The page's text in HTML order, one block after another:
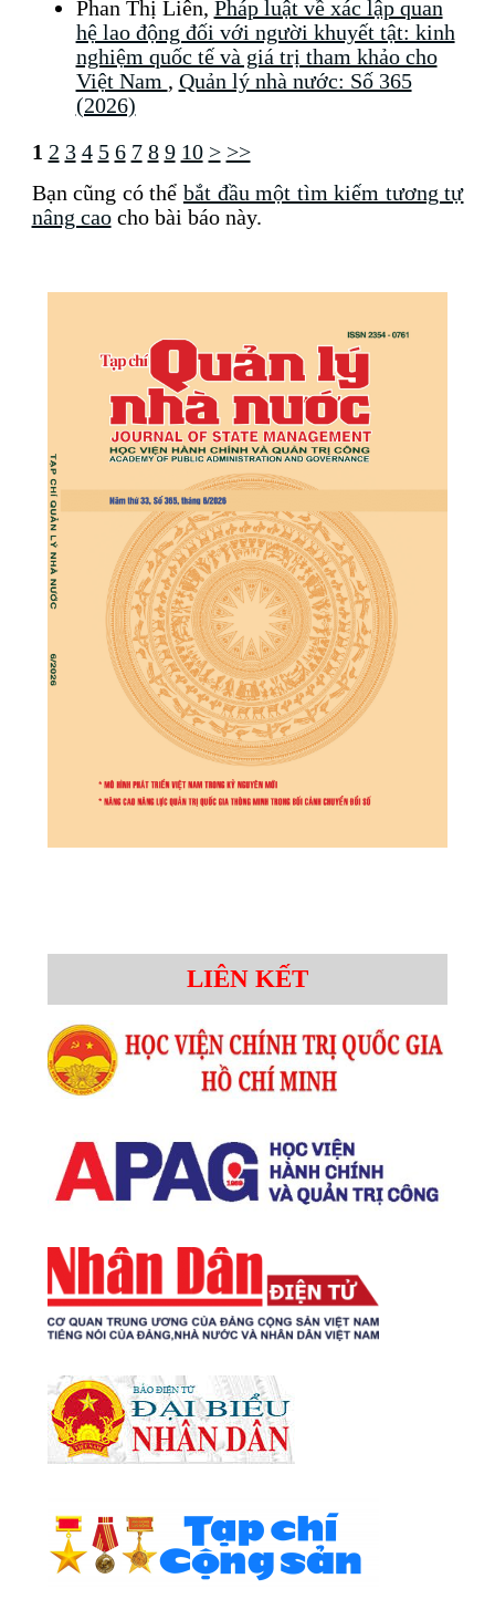
Phan Thị Liên, Pháp luật về xác lập quan
hệ lao động đối với người khuyết tật: kinh
nghiệm quốc tế và giá trị tham khảo cho
Việt Nam , Quản lý nhà nước: Số 365
(2026)
1 2 3 4 5 6 7 8 9 10 > >>
Bạn cũng có thể bắt đầu một tìm kiếm tương tự
nâng caocho bài báo này.
LIÊN KẾT